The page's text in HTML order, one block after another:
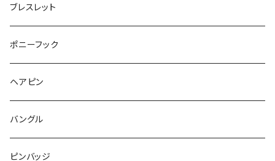
Animal
Triangle
食品
ハムスター
レッサーパンダ
マーメイド
雲
月
惑星
星
唐津土
lip
クジラ
くま
コアラ
bag
フルーツ
さくらんぼ
レモン
てんとう虫
野菜
雲
ガラス
カメラ
リボン
ラリエット
モザイク
lip
フルーツ
パン
ガラス
リボン
ブレスレット
ポニーフック
ヘアピン
バングル
ピンバッジ